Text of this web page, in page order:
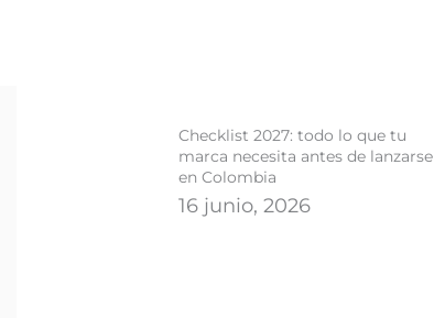
Checklist 2027: todo lo que tu
marca necesita antes de lanzarse
en Colombia
16 junio, 2026